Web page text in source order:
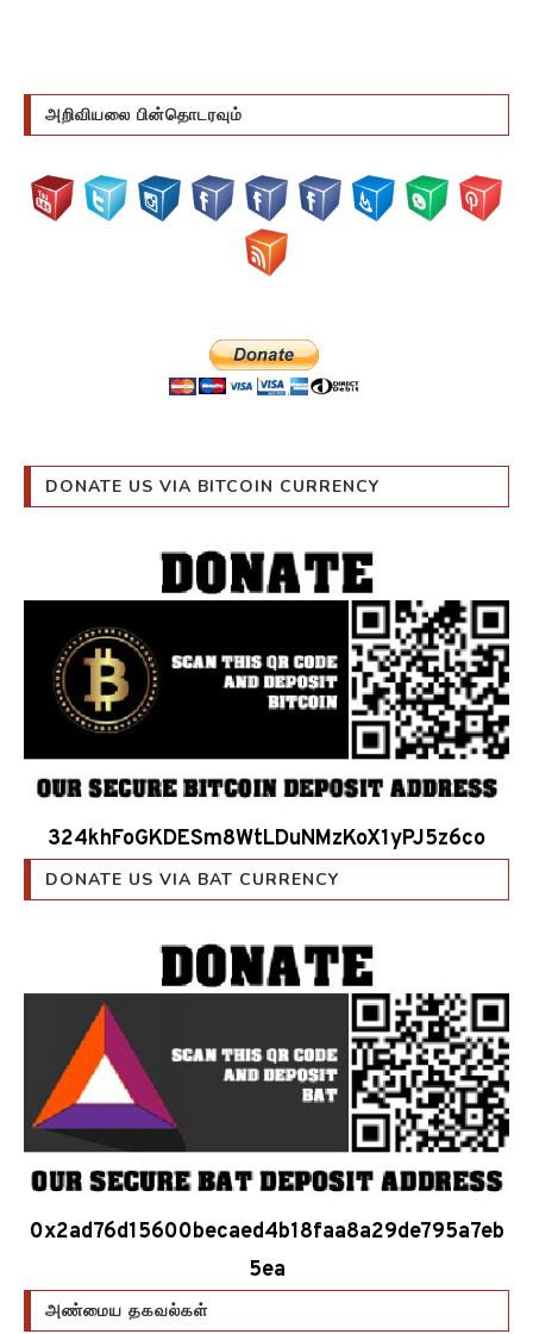
அறிவியலை பின்தொடரவும்
DONATE US VIA BITCOIN CURRENCY
324khFoGKDESm8WtLDuNMzKoX1yPJ5z6co
DONATE US VIA BAT CURRENCY
0x2ad76d15600becaed4b18faa8a29de795a7eb
5ea
அண்மைய தகவல்கள்